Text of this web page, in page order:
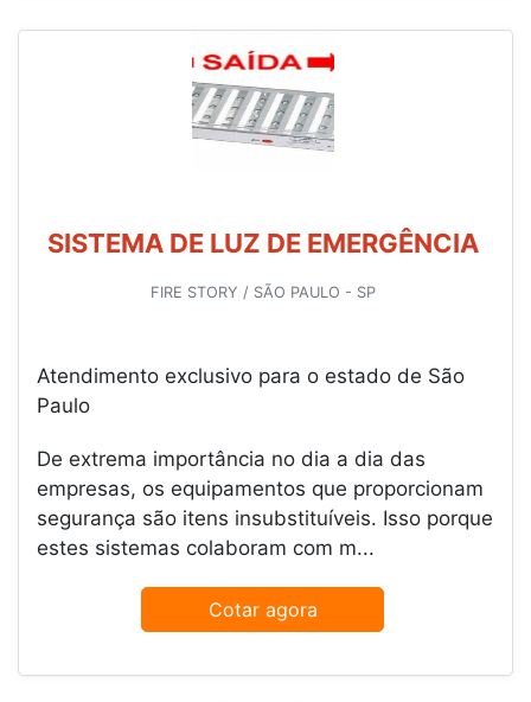
SISTEMA DE LUZ DE EMERGÊNCIA
FIRE STORY / SÃO PAULO - SP
Atendimento exclusivo para o estado de São
Paulo
De extrema importância no dia a dia das
empresas, os equipamentos que proporcionam
segurança são itens insubstituíveis. Isso porque
estes sistemas colaboram com m...
Cotar agora